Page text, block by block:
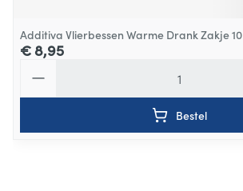
Additiva Vlierbessen Warme Drank Zakje 10
€ 8,95
Bestel